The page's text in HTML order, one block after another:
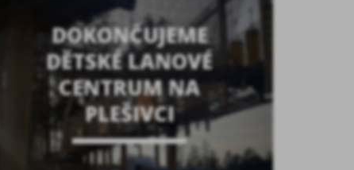
DOKONČUJEME
DĚTSKÉ LANOVÉ
CENTRUM NA
PLEŠIVCI